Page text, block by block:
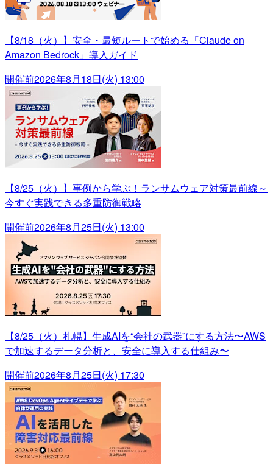
【8/18（火）】安全・最短ルートで始める「Claude on
Amazon Bedrock」導入ガイド
開催前2026年8月18日(火) 13:00
【8/25（火）】事例から学ぶ！ランサムウェア対策最前線～
今すぐ実践できる多重防御戦略
開催前2026年8月25日(火) 13:00
【8/25（火）札幌】生成AIを“会社の武器”にする方法〜AWS
で加速するデータ分析と、安全に導入する仕組み〜
開催前2026年8月25日(火) 17:30